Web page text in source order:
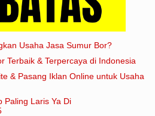
Usaha Jasa Sumur Bor?
Terbaik & Terpercaya di Indonesia
& Pasang Iklan Online untuk Usaha
Paling Laris Ya Di